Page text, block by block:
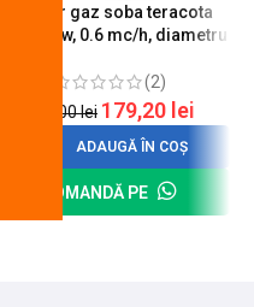
Arzator gaz soba teracota
A600, 6 kw, 0.6 mc/h, diametru
(2)
200,00lei 179,20 lei
ADAUGĂ ÎN COȘ
COMANDĂ PE